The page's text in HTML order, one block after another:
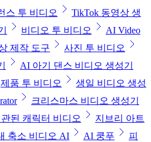
스 투 비디오
TikTok 동영상 생
비디오 투 비디오
AI Video
제작 도구
사진 투 비디오
AI 아기 댄스 비디오 생성기
제품 투 비디오
생일 비디오 생성
크리스마스 비디오 생성기
된 캐릭터 비디오
지브리 아트
축소 비디오 AI AI 쿵푸
피